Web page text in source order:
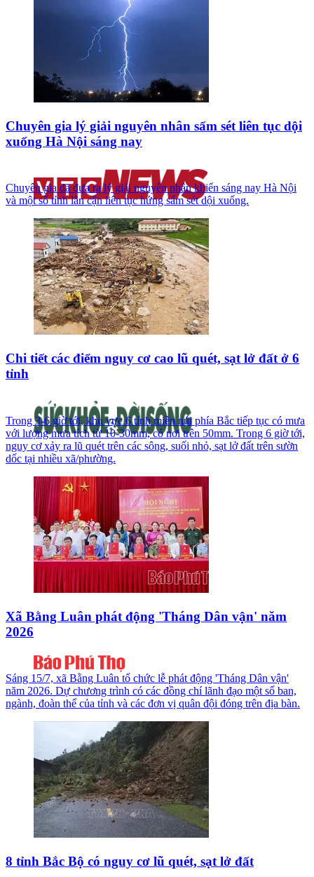
Chuyên gia lý giải nguyên nhân sấm sét liên tục dội
xuống Hà Nội sáng nay
Chuyên gia đã đưa ra lý giải nguyên nhân khiến sáng nay Hà Nội
và một số tỉnh lân cận liên tục hứng sấm sét dội xuống.
Chi tiết các điểm nguy cơ cao lũ quét, sạt lở đất ở 6
tỉnh
Trong 3-6 giờ tới, khu vực 6 tỉnh miền núi phía Bắc tiếp tục có mưa
với lượng mưa tích từ 10-30mm, có nơi trên 50mm. Trong 6 giờ tới,
nguy cơ xảy ra lũ quét trên các sông, suối nhỏ, sạt lở đất trên sườn
dốc tại nhiều xã/phường.
Xã Bằng Luân phát động 'Tháng Dân vận' năm
2026
Sáng 15/7, xã Bằng Luân tổ chức lễ phát động 'Tháng Dân vận'
năm 2026. Dự chương trình có các đồng chí lãnh đạo một số ban,
ngành, đoàn thể của tỉnh và các đơn vị quân đội đóng trên địa bàn.
8 tỉnh Bắc Bộ có nguy cơ lũ quét, sạt lở đất